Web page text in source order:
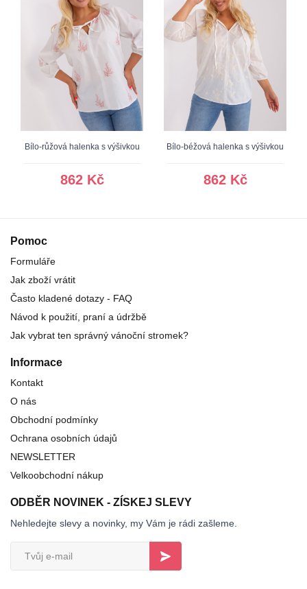
Bílo-růžová halenka s výšivkou
862 Kč
Bílo-béžová halenka s výšivkou
862 Kč
Pomoc
Formuláře
Jak zboží vrátit
Často kladené dotazy - FAQ
Návod k použití, praní a údržbě
Jak vybrat ten správný vánoční stromek?
Informace
Kontakt
O nás
Obchodní podmínky
Ochrana osobních údajů
NEWSLETTER
Velkoobchodní nákup
ODBĚR NOVINEK - ZÍSKEJ SLEVY
Nehledejte slevy a novinky, my Vám je rádi zašleme.